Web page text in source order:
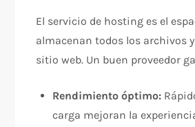
El servicio de hosting es el
almacenan todos los archivos
sitio web. Un buen proveedor
Rendimiento óptimo:
carga mejoran la